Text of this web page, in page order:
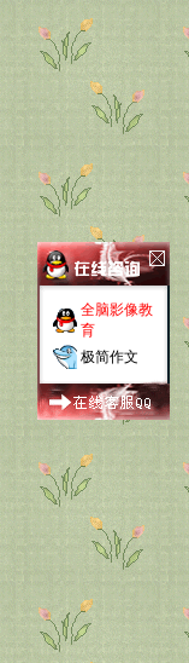
全脑影像教
育
极简作文